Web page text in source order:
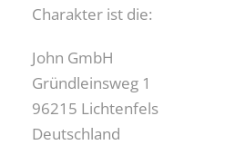
Charakter ist die:
John GmbH
Gründleinsweg 1
96215 Lichtenfels
Deutschland